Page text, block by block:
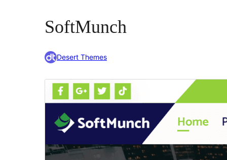
SoftMunch
Desert Themes